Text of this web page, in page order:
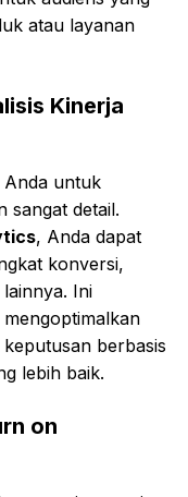
atau layanan
Kinerja
Anda untuk
sangat detail.
, Anda dapat
konversi,
Ini
berbasis
lebih baik.
on